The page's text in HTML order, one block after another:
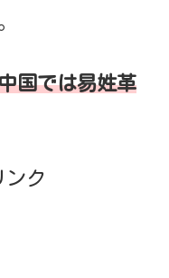
国では易姓革
ンク